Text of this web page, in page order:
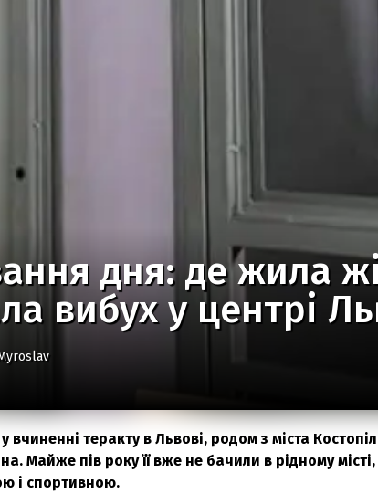
дня: де жила
вибух у центрі
вчиненні теракту в Львові, родом з міста
Майже пів року її вже не бачили в рідному
і спортивною.